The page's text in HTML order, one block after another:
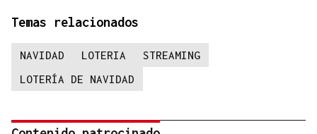
Temas relacionados
NAVIDAD LOTERIA
STREAMING
LOTERÍA DE NAVIDAD